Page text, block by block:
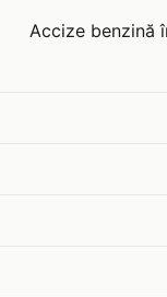
Accize benzină